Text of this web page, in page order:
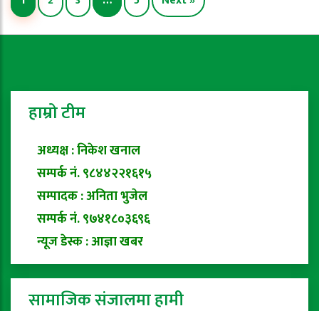
हाम्रो टीम
अध्यक्ष : निकेश खनाल
सम्पर्क नं. ९८४४२२१६१५
सम्पादक : अनिता भुजेल
सम्पर्क नं. ९७४१८०३६९६
न्यूज डेस्क : आज्ञा खबर
सामाजिक संजालमा हामी